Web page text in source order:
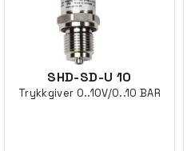
SHD-SD-U 10
Trykkgiver 0..10V/0..10 BAR